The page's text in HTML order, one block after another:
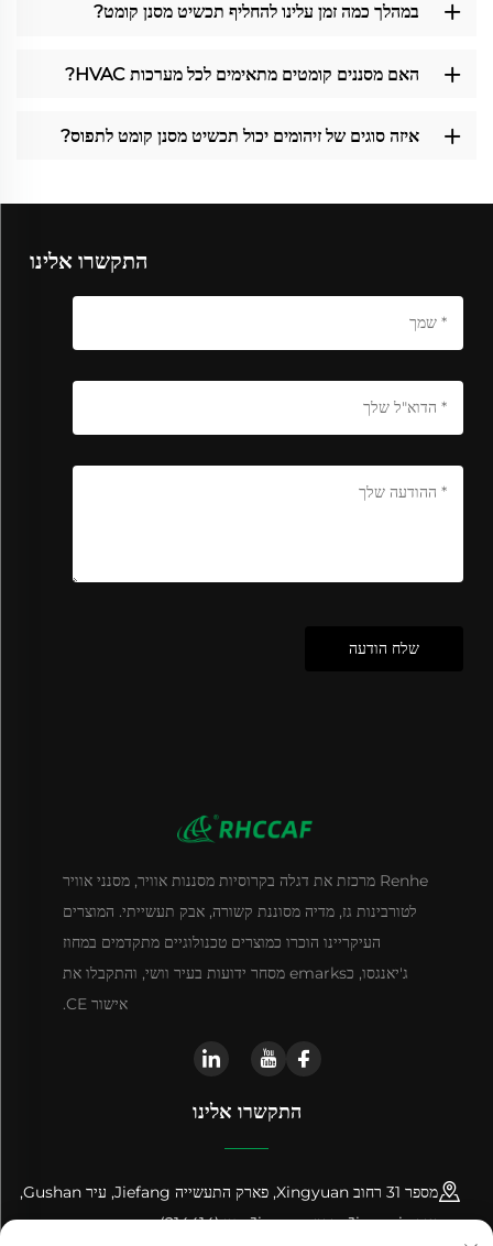
במהלך כמה זמן עלינו להחליף תכשיט מסנן קומט?
האם מסננים קומטים מתאימים לכל מערכות HVAC?
איזה סוגים של זיהומים יכול תכשיט מסנן קומט לתפוס?
התקשרו אלינו
שלח הודעה
Renhe מרכזת את דגלה בקרוסיות מסננות אוויר, מסנני אוויר
לטורבינות גז, מדיה מסוננת קשורה, אבק תעשייתי. המוצרים
העיקריינו הוכרו כמוצרים טכנולוגיים מתקדמים במחוז
ג'יאנגסו, כemarks מסחר ידועות בעיר וושי, והתקבלו את
אישור CE.
התקשרו אלינו
מספר 31 רחוב Xingyuan, פארק התעשייה Jiefang, עיר Gushan,
עיר Jiangyin, מחוז Jiangsu, סין (214414)